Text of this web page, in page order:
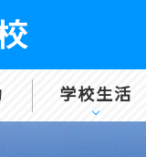
学校生活